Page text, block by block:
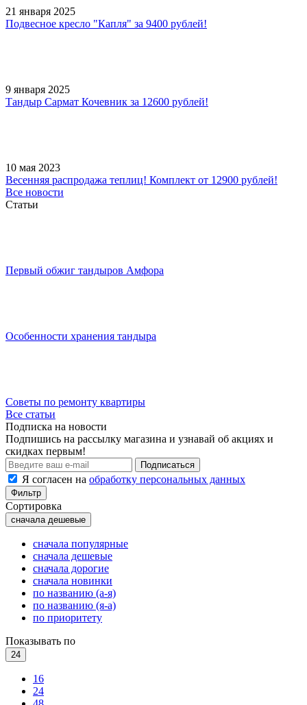
21 января 2025
Подвесное кресло "Капля" за 9400 рублей!
9 января 2025
Тандыр Сармат Кочевник за 12600 рублей!
10 мая 2023
Весенняя распродажа теплиц! Комплект от 12900 рублей!
Все новости
Статьи
Первый обжиг тандыров Амфора
Особенности хранения тандыра
Советы по ремонту квартиры
Все статьи
Подписка на новости
Подпишись на рассылку магазина и узнавай об акциях и
скидках первым!
Подписаться
Я согласен на обработку персональных данных
Фильтр
Сортировка
сначала дешевые
сначала популярные
сначала дешевые
сначала дорогие
сначала новинки
по названию (а-я)
по названию (я-а)
по приоритету
Показывать по
24
16
24